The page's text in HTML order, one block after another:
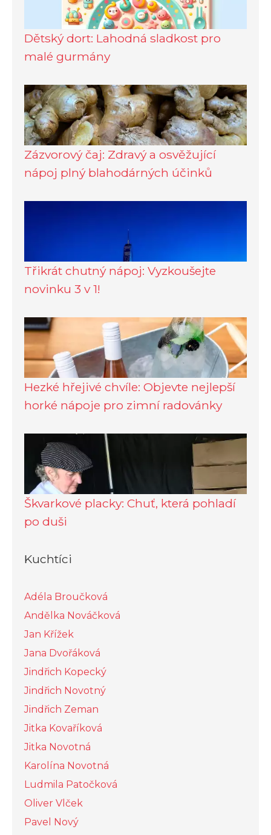
Dětský dort: Lahodná sladkost pro
malé gurmány
Zázvorový čaj: Zdravý a osvěžující
nápoj plný blahodárných účinků
Třikrát chutný nápoj: Vyzkoušejte
novinku 3 v 1!
Hezké hřejivé chvíle: Objevte nejlepší
horké nápoje pro zimní radovánky
Škvarkové placky: Chuť, která pohladí
po duši
Kuchtíci
Adéla Broučková
Andělka Nováčková
Jan Křížek
Jana Dvořáková
Jindřich Kopecký
Jindřich Novotný
Jindřich Zeman
Jitka Kovaříková
Jitka Novotná
Karolína Novotná
Ludmila Patočková
Oliver Vlček
Pavel Nový